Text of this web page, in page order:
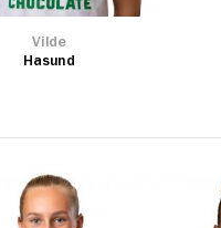
Vilde
Hasund